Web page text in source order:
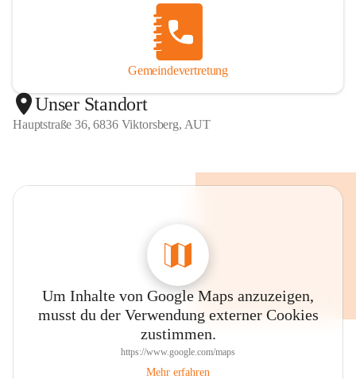
Gemeindevertretung
Unser Standort
Hauptstraße 36, 6836 Viktorsberg, AUT
Um Inhalte von Google Maps anzuzeigen,
musst du der Verwendung externer Cookies
zustimmen.
https://www.google.com/maps
Mehr erfahren